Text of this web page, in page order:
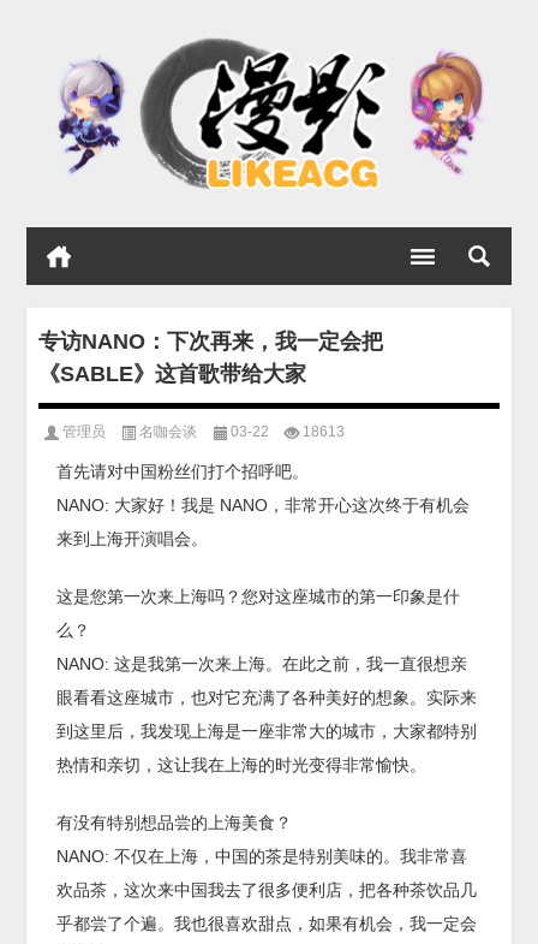
专访NANO：下次再来，我一定会把
《SABLE》这首歌带给大家
管理员 名咖会谈 03-22 18613
首先请对中国粉丝们打个招呼吧。
NANO: 大家好！我是 NANO，非常开心这次终于有机会
来到上海开演唱会。
这是您第一次来上海吗？您对这座城市的第一印象是什
么？
NANO: 这是我第一次来上海。在此之前，我一直很想亲
眼看看这座城市，也对它充满了各种美好的想象。实际来
到这里后，我发现上海是一座非常大的城市，大家都特别
热情和亲切，这让我在上海的时光变得非常愉快。
有没有特别想品尝的上海美食？
NANO: 不仅在上海，中国的茶是特别美味的。我非常喜
欢品茶，这次来中国我去了很多便利店，把各种茶饮品几
乎都尝了个遍。我也很喜欢甜点，如果有机会，我一定会